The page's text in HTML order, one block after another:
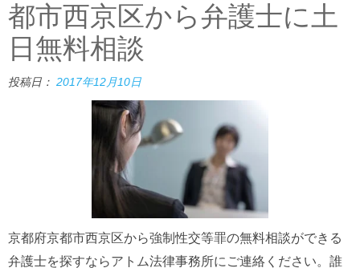
都市西京区から弁護士に土
日無料相談
投稿日： 2017年12月10日
京都府京都市西京区から強制性交等罪の無料相談ができる
弁護士を探すならアトム法律事務所にご連絡ください。誰